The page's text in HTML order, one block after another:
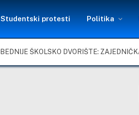
Studentski protesti Politika